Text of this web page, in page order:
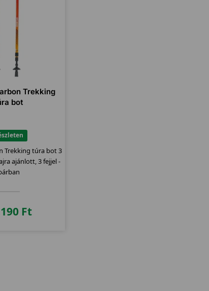
Trekking
bot
Trekking túra bot 3
ajánlott, 3 fejjel -
Ft